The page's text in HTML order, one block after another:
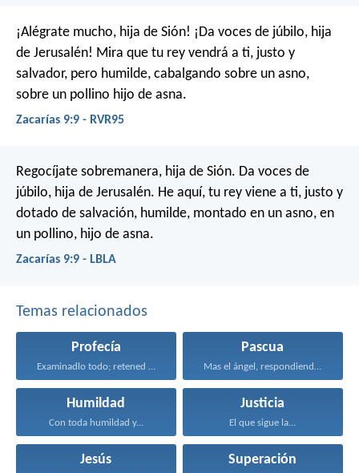
¡Alégrate mucho, hija de Sión! ¡Da voces de júbilo, hija
de Jerusalén! Mira que tu rey vendrá a ti, justo y
salvador, pero humilde, cabalgando sobre un asno,
sobre un pollino hijo de asna.
Zacarías 9:9 - RVR95
Regocíjate sobremanera, hija de Sión. Da voces de
júbilo, hija de Jerusalén. He aquí, tu rey viene a ti, justo y
dotado de salvación, humilde, montado en un asno, en
un pollino, hijo de asna.
Zacarías 9:9 - LBLA
Temas relacionados
Profecía
Examinadlo todo; retened lo...
Pascua
Mas el ángel, respondiendo...
Humildad
Con toda humildad y...
Justicia
El que sigue la...
Jesús Superación